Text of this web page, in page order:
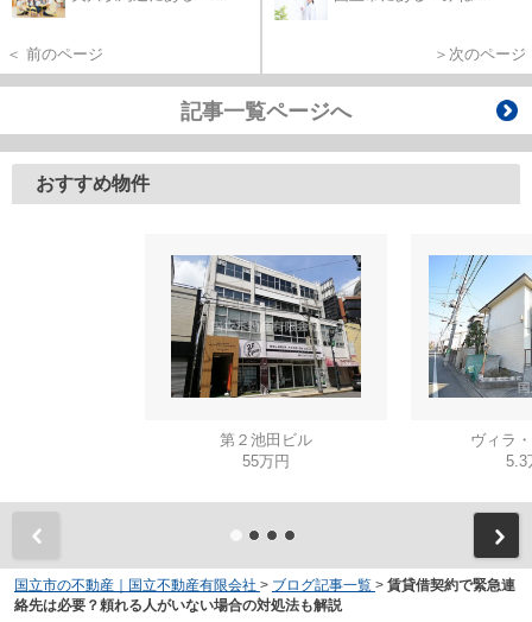
＜ 前のページ ＞次のページ
記事一覧ページへ
おすすめ物件
第２池田ビル
55万円
ヴィラ
5.3
国立市の不動産｜国立不動産有限会社 > ブログ記事一覧 > 賃貸借契約で緊急連
絡先は必要？頼れる人がいない場合の対処法も解説